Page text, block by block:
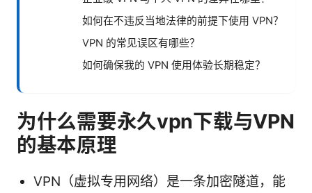
如何在不违反当地法律的前提下使用 VPN？
VPN 的常见误区有哪些？
如何确保我的 VPN 使用体验长期稳定？
为什么需要永久vpn下载与VPN
的基本原理
VPN（虚拟专用网络）是一条加密隧道，能